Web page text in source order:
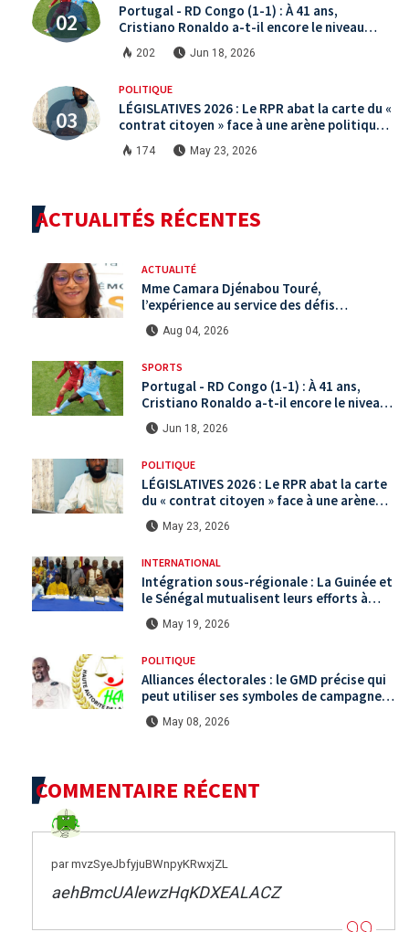
Portugal - RD Congo (1-1) : À 41 ans,
Cristiano Ronaldo a-t-il encore le niveau
international ?
202 Jun 18, 2026
POLITIQUE
LÉGISLATIVES 2026 : Le RPR abat la carte du «
contrat citoyen » face à une arène politique
saturée.
174 May 23, 2026
ACTUALITÉS RÉCENTES
ACTUALITÉ
Mme Camara Djénabou Touré,
l’expérience au service des défis
territoriaux sous la 5ème République
Aug 04, 2026
SPORTS
Portugal - RD Congo (1-1) : À 41 ans,
Cristiano Ronaldo a-t-il encore le niveau
international ?
Jun 18, 2026
POLITIQUE
LÉGISLATIVES 2026 : Le RPR abat la carte
du « contrat citoyen » face à une arène
politique saturée.
May 23, 2026
INTERNATIONAL
Intégration sous-régionale : La Guinée et
le Sénégal mutualisent leurs efforts à
Koundara via le programme RéZo
May 19, 2026
POLITIQUE
Alliances électorales : le GMD précise qui
peut utiliser ses symboles de campagne
avant le scrutin du 31 mai
May 08, 2026
COMMENTAIRE RÉCENT
par mvzSyeJbfyjuBWnpyKRwxjZL
aehBmcUAlewzHqKDXEALACZ